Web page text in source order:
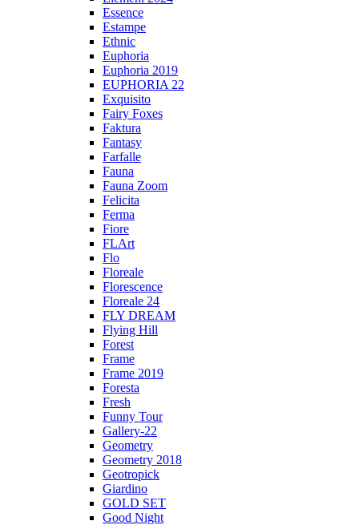
Essence
Estampe
Ethnic
Euphoria
Euphoria 2019
EUPHORIA 22
Exquisito
Fairy Foxes
Faktura
Fantasy
Farfalle
Fauna
Fauna Zoom
Felicita
Ferma
Fiore
FLArt
Flo
Floreale
Florescence
Floreale 24
FLY DREAM
Flying Hill
Forest
Frame
Frame 2019
Foresta
Fresh
Funny Tour
Gallery-22
Geometry
Geometry 2018
Geotropick
Giardino
GOLD SET
Good Night